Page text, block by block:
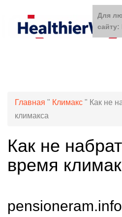
Главная " Климакс " Как не
климакса
Как не
время
pensioneram.info
Для
сайту: